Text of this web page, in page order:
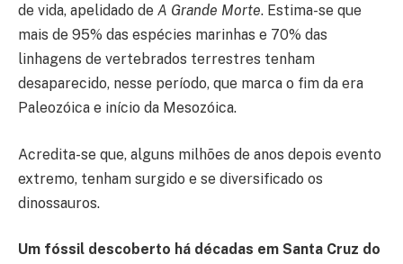
de vida, apelidado de A Grande Morte. Estima-se que
mais de 95% das espécies marinhas e 70% das
linhagens de vertebrados terrestres tenham
desaparecido, nesse período, que marca o fim da era
Paleozóica e início da Mesozóica.
Acredita-se que, alguns milhões de anos depois evento
extremo, tenham surgido e se diversificado os
dinossauros.
Um fóssil descoberto há décadas em Santa Cruz do